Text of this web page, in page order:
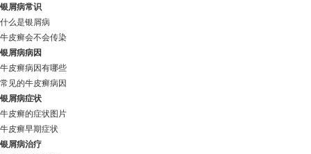
银屑病常识
什么是银屑病
牛皮癣会不会传染
银屑病病因
牛皮癣病因有哪些
常见的牛皮癣病因
银屑病症状
牛皮癣的症状图片
牛皮癣早期症状
银屑病治疗